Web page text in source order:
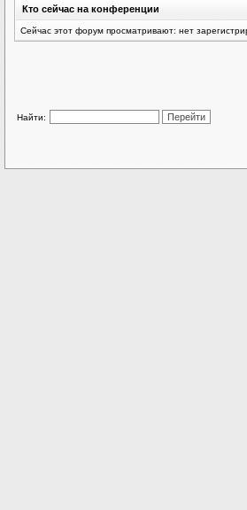
Кто сейчас на конференции
Сейчас этот форум просматривают: нет
Найти: